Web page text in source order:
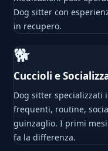
Dog sitter con
in recupero.
🐕
Cuccioli e
Dog sitter specializzati
frequenti, routine,
guinzaglio. I primi
fa la differenza.